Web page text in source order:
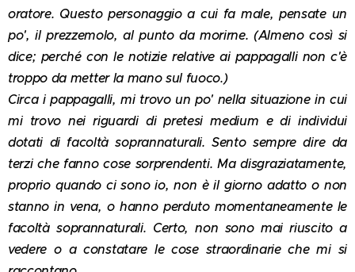
oratore. Questo personaggio a cui fa male, pensate un
po', il prezzemolo, al punto da morirne. (Almeno così si
dice; perché con le notizie relative ai pappagalli non c'è
troppo da metter la mano sul fuoco.)
Circa i pappagalli, mi trovo un po' nella situazione in cui
mi trovo nei riguardi di pretesi medium e di individui
dotati di facoltà soprannaturali. Sento sempre dire da
terzi che fanno cose sorprendenti. Ma disgraziatamente,
proprio quando ci sono io, non è il giorno adatto o non
stanno in vena, o hanno perduto momentaneamente le
facoltà soprannaturali. Certo, non sono mai riuscito a
vedere o a constatare le cose straordinarie che mi si